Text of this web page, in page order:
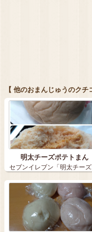
【 他のおまんじゅうのクチ
明太チーズポテトまん
セブンイレブン「明太チー
テトまん」 …